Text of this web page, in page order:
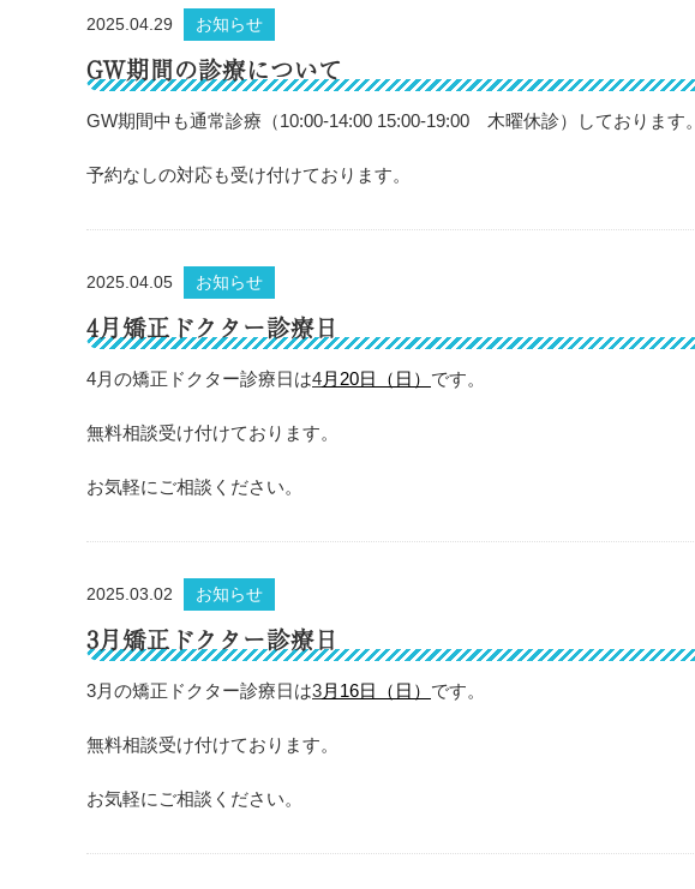
2025.04.29 お知らせ
GW期間の診療について
GW期間中も通常診療（10:00-14:00 15:00-19:00 木曜休診）しております。
予約なしの対応も受け付けております。
2025.04.05 お知らせ
4月矯正ドクター診療日
4月の矯正ドクター診療日は4月20日（日） です。
無料相談受け付けております。
お気軽にご相談ください。
2025.03.02 お知らせ
3月矯正ドクター診療日
3月の矯正ドクター診療日は3月16日（日） です。
無料相談受け付けております。
お気軽にご相談ください。